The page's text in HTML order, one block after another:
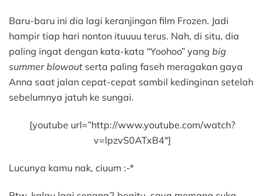
Baru-baru ini dia lagi keranjingan film Frozen. Jadi
hampir tiap hari nonton ituuuu terus. Nah, di situ, dia
paling ingat dengan kata-kata “Yoohoo” yang big
summer blowout serta paling faseh meragakan gaya
Anna saat jalan cepat-cepat sambil kedinginan setelah
sebelumnya jatuh ke sungai.
[youtube url=”http://www.youtube.com/watch?
v=lpzvS0ATxB4″]
Lucunya kamu nak, ciuum :-*